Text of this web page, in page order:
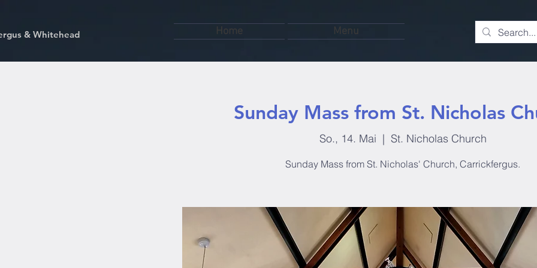
& Whitehead Home Menu
Sunday Mass from St. Nicholas
So., 14. Mai
  |
St. Nicholas Church
Sunday Mass from St. Nicholas' Church, Carrickfergus.